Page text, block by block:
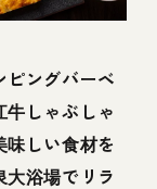
ングバーベ
しゃぶしゃ
しい食材を
浴場でリラ